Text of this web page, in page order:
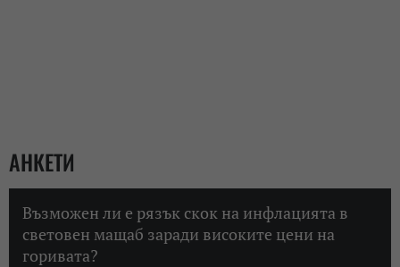
АНКЕТИ
Възможен ли е рязък скок на инфлацията в
световен мащаб заради високите цени на
горивата?